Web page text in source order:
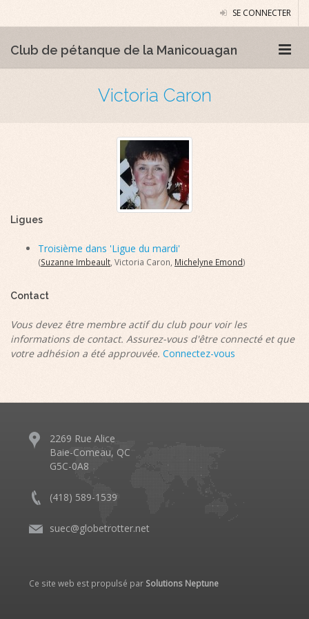
SE CONNECTER
Club de pétanque de la Manicouagan
Victoria Caron
Ligues
Troisième dans 'Ligue du mardi'
(Suzanne Imbeault , Victoria Caron, Michelyne Emond)
Contact
Vous devez être membre actif du club pour voir les
informations de contact. Assurez-vous d'être connecté et que
votre adhésion a été approuvée. Connectez-vous
2269 Rue Alice
Baie-Comeau, QC
G5C-0A8
(418) 589-1539
suec@globetrotter.net
Ce site web est propulsé par Solutions Neptune